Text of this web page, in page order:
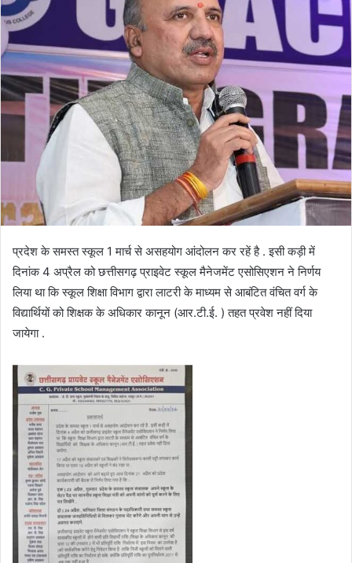
प्रदेश के समस्त स्कूल 1 मार्च से असहयोग आंदोलन कर रहें है . इसी कड़ी में
दिनांक 4 अप्रैल को छत्तीसगढ़ प्राइवेट स्कूल मैनेजमेंट एसोसिएशन ने निर्णय
लिया था कि स्कूल शिक्षा विभाग द्वारा लाटरी के माध्यम से आबंटित वंचित वर्ग के
विद्यार्थियों को शिक्षक के अधिकार कानून (आर.टी.ई. ) तहत प्रवेश नहीं दिया
जायेगा .